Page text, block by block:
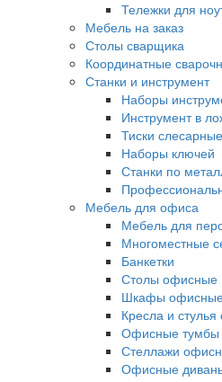
Тележки для
Мебель на заказ
Столы сварщика
Координатные
Станки и инструмент
Наборы
Инструмент в
Тиски слесарные
Наборы ключей
Станки по
Мебель для офиса
Мебель для
Многоместные
Банкетки
Столы офисные
Шкафы
Кресла и
Офисные тумбы
Стеллажи
Офисные